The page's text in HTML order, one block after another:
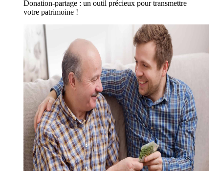
Donation-partage : un outil précieux pour transmettre
votre patrimoine !